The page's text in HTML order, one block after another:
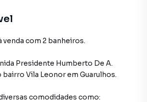
venda com 2 banheiros.
Presidente Humberto De A.
bairro Vila Leonorem Guarulhos.
comodidades como: